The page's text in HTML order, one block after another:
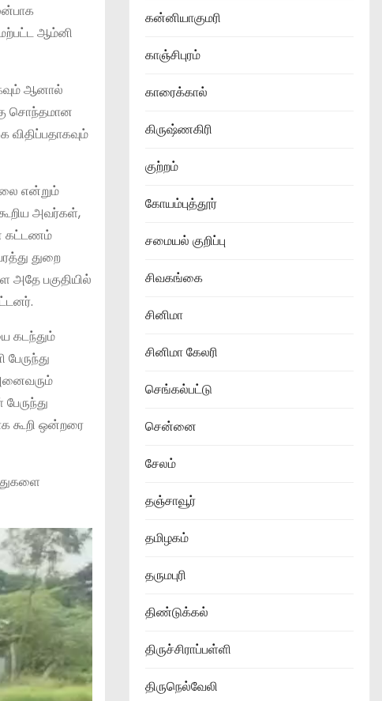
ஆம்னி
ஆனால்
சொந்தமான
என்றும்
அவர்கள்,
கட்டணம்
துறை
அதே பகுதியில்
கடந்தும்
கூறி ஒன்றரை
கன்னியாகுமரி
காஞ்சிபுரம்
காரைக்கால்
கிருஷ்ணகிரி
குற்றம்
கோயம்புத்தூர்
சமையல் குறிப்பு
சிவகங்கை
சினிமா
சினிமா கேலரி
செங்கல்பட்டு
சென்னை
சேலம்
தஞ்சாவூர்
தமிழகம்
தருமபுரி
திண்டுக்கல்
திருச்சிராப்பள்ளி
திருநெல்வேலி